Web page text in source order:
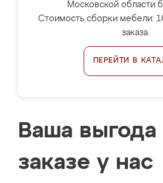
Московской области
Стоимость сборки мебели:
заказа.
ПЕРЕЙТИ В
Ваша выгода
заказе у нас